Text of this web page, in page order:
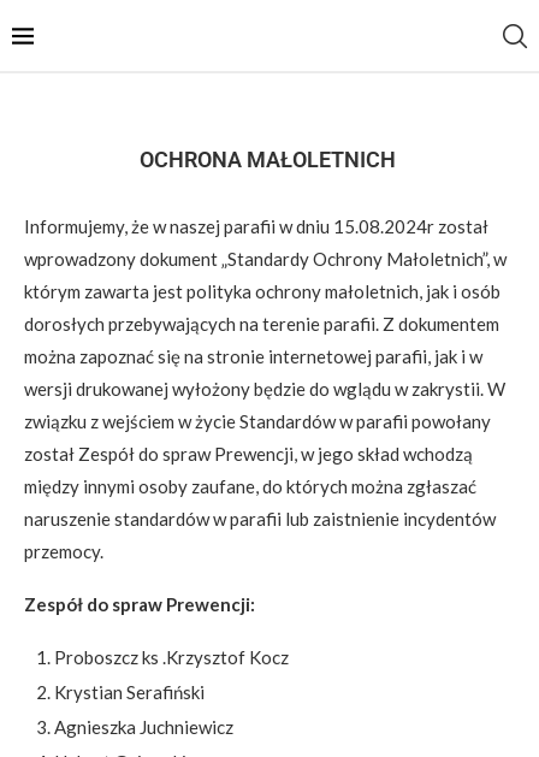
OCHRONA MAŁOLETNICH
Informujemy, że w naszej parafii w dniu 15.08.2024r został
wprowadzony dokument „Standardy Ochrony Małoletnich”, w
którym zawarta jest polityka ochrony małoletnich, jak i osób
dorosłych przebywających na terenie parafii. Z dokumentem
można zapoznać się na stronie internetowej parafii, jak i w
wersji drukowanej wyłożony będzie do wglądu w zakrystii. W
związku z wejściem w życie Standardów w parafii powołany
został Zespół do spraw Prewencji, w jego skład wchodzą
między innymi osoby zaufane, do których można zgłaszać
naruszenie standardów w parafii lub zaistnienie incydentów
przemocy.
Zespół do spraw Prewencji:
Proboszcz ks .Krzysztof Kocz
Krystian Serafiński
Agnieszka Juchniewicz